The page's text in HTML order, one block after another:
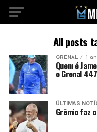
All posts
GRENAL 1
Quem é
o Grenal 447
ÚLTIMAS
Grêmio faz